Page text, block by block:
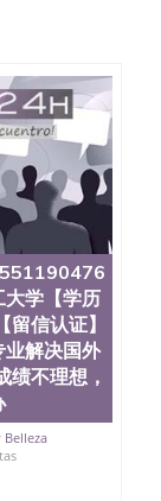
证怎么办
办理
微信
理学历认
又
的公立大
公立大
量，被
求学。
国本科教
多可以在
相应科系
加州所有
美的重要
来此就
及好
办理流
图做好
、快递给
存档可
学【学历
信认证】
解决国外
绩不理想，
Belleza